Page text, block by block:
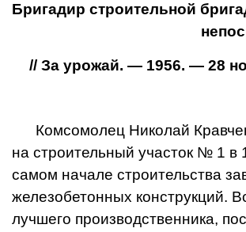
Бригадир строительной
// За урожай. — 1956. — 28
Комсомолец Николай
на строитель­ный участок № 1 в
самом начале строитель­ства
железобетонных конструкций.
лучшего производственника,